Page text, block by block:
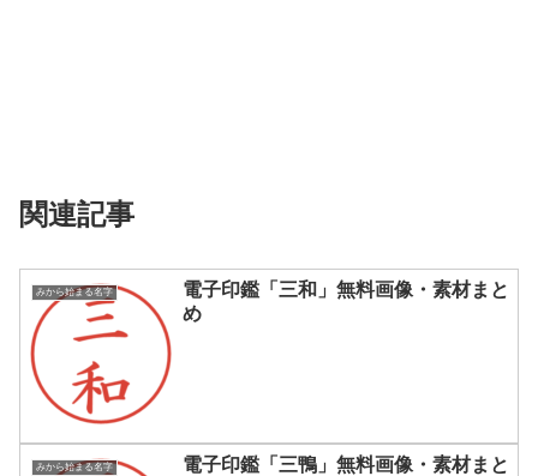
関連記事
みから始まる名字
電子印鑑「三和」無料画像・素材まと
め
みから始まる名字
電子印鑑「三鴨」無料画像・素材まと